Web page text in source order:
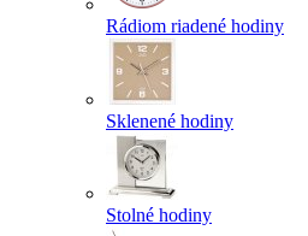
Rádiom riadené hodiny
Sklenené hodiny
Stolné hodiny